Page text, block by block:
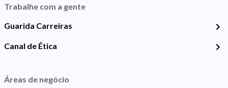
Trabalhe com a gente
Guarida Carreiras
Canal de Ética
Áreas de negócio